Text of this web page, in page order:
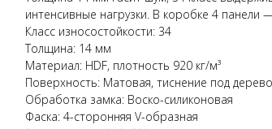
интенсивные нагрузки. В коробке 4 панели
Класс износостойкости: 34
Толщина: 14 мм
Материал: HDF, плотность 920 кг/м³
Поверхность: Матовая, тиснение под дерево
Обработка замка: Воско-силиконовая
Фаска: 4-сторонняя V-образная